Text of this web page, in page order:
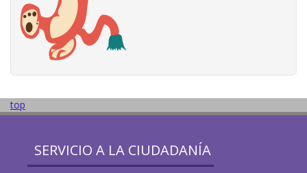
top
SERVICIO A LA CIUDADANÍA